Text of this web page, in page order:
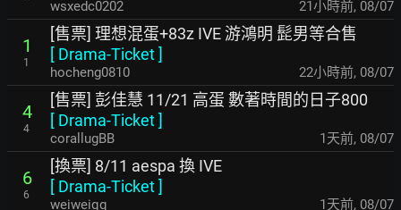
wsxedc0202 21小時前, 08/07
1
1
[售票] 理想混蛋+83z IVE 游鴻明 髭男等合售
[ Drama-Ticket]
hocheng0810 22小時前, 08/07
4
4
[售票] 彭佳慧 11/21 高蛋 數著時間的日子800
[ Drama-Ticket]
corallugBB 1天前, 08/07
6
6
[換票] 8/11 aespa 換 IVE
[ Drama-Ticket]
weiweiqq 1天前, 08/07